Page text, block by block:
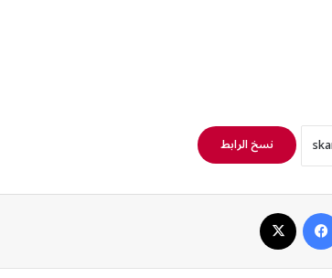
نسخ الرابط